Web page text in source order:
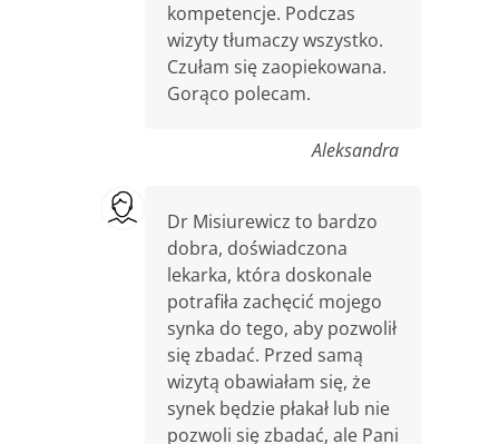
kompetencje. Podczas
wizyty tłumaczy wszystko.
Czułam się zaopiekowana.
Gorąco polecam.
Aleksandra
Dr Misiurewicz to bardzo
dobra, doświadczona
lekarka, która doskonale
potrafiła zachęcić mojego
synka do tego, aby pozwolił
się zbadać. Przed samą
wizytą obawiałam się, że
synek będzie płakał lub nie
pozwoli się zbadać, ale Pani